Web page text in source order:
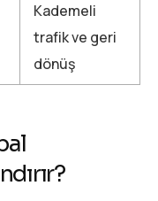
Kademeli
trafik ve geri
dönüş